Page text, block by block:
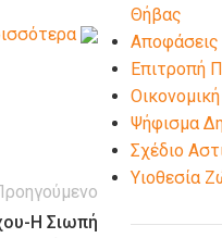
Η Σιωπή
Θήβας
Αποφάσεις
Επιτροπή
Ψήφισμα
Σχέδιο
Υιοθεσία